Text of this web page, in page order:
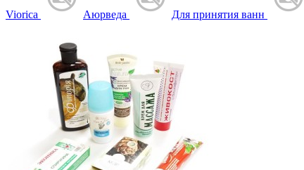
Viorica Аюрведа Для принятия ванн